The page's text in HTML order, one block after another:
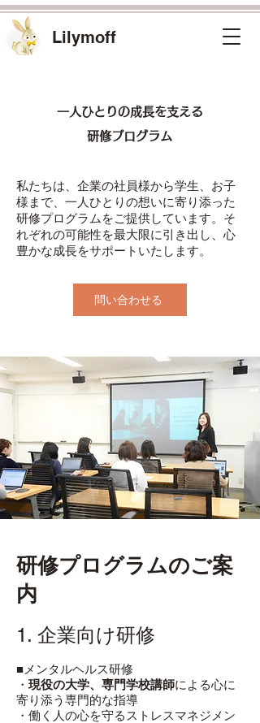
​Lilymoff
一人ひとりの成長を支える
研修プログラム
私たちは、企業の社員様から学生、お子
様まで、一人ひとりの想いに寄り添った
研修プログラムをご提供しています。そ
れぞれの可能性を最大限に引き出し、心
豊かな成長をサポートいたします。
問い合わせる
研修プログラムのご案
内
1. 企業向け研修
■メンタルヘルス研修
・ 現役の大学、専門学校講師による心に
寄り添う専門的な指導
・働く人の心を守るストレスマネジメン